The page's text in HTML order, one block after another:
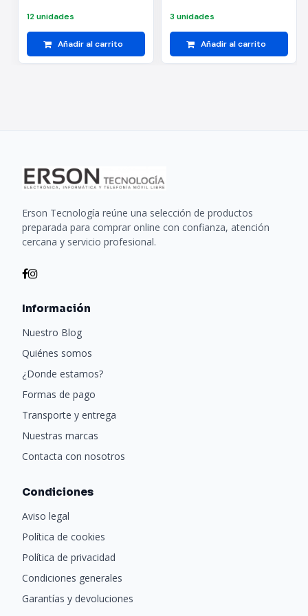
12 unidades
Añadir al carrito
3 unidades
Añadir al carrito
Erson Tecnología reúne una selección de productos
preparada para comprar online con confianza, atención
cercana y servicio profesional.
Información
Nuestro Blog
Quiénes somos
¿Donde estamos?
Formas de pago
Transporte y entrega
Nuestras marcas
Contacta con nosotros
Condiciones
Aviso legal
Política de cookies
Política de privacidad
Condiciones generales
Garantías y devoluciones